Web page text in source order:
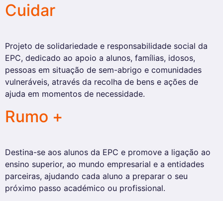
Cuidar
Projeto de solidariedade e responsabilidade social da
EPC, dedicado ao apoio a alunos, famílias, idosos,
pessoas em situação de sem-abrigo e comunidades
vulneráveis, através da recolha de bens e ações de
ajuda em momentos de necessidade.
Rumo +
Destina-se aos alunos da EPC e promove a ligação ao
ensino superior, ao mundo empresarial e a entidades
parceiras, ajudando cada aluno a preparar o seu
próximo passo académico ou profissional.